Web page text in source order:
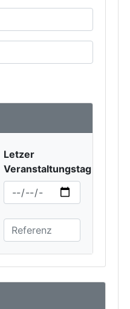
Letzer
Veranstaltungstag